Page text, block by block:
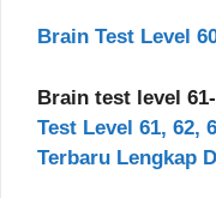
Brain Test Level
Brain test level
Test Level 61, 62,
Terbaru Lengkap